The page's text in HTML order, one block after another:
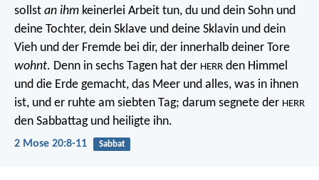
sollst an ihm keinerlei Arbeit tun, du und dein Sohn und
deine Tochter, dein Sklave und deine Sklavin und dein
Vieh und der Fremde bei dir, der innerhalb deiner Tore
wohnt. Denn in sechs Tagen hat der HERR den Himmel
und die Erde gemacht, das Meer und alles, was in ihnen
ist, und er ruhte am siebten Tag; darum segnete der HERR
den Sabbattag und heiligte ihn.
2 Mose 20:8-11 Sabbat